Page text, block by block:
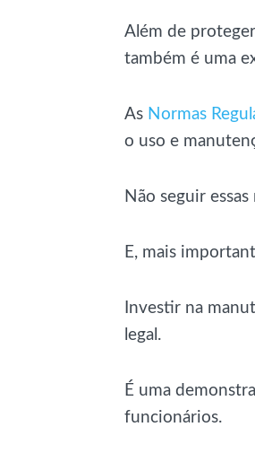
Além de
também é uma
As Normas
o uso e
Não seguir
E, mais
Investir na
legal.
É uma
funcionários.